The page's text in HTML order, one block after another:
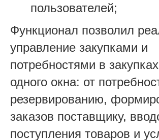
пользователей;
Функционал позволил
управление закупками и
потребностями в
одного окна: от
резервированию,
заказов поставщику,
поступления товаров и